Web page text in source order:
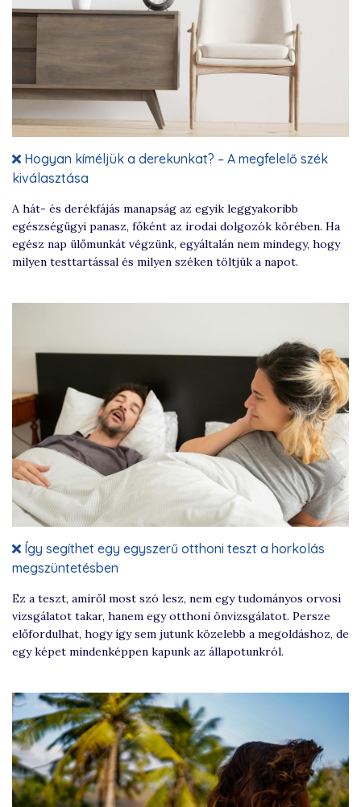
Hogyan kíméljük a derekunkat? – A megfelelő szék
kiválasztása
A hát- és derékfájás manapság az egyik leggyakoribb
egészségügyi panasz, főként az irodai dolgozók körében. Ha
egész nap ülőmunkát végzünk, egyáltalán nem mindegy, hogy
milyen testtartással és milyen széken töltjük a napot.
Így segíthet egy egyszerű otthoni teszt a horkolás
megszüntetésben
Ez a teszt, amiről most szó lesz, nem egy tudományos orvosi
vizsgálatot takar, hanem egy otthoni önvizsgálatot. Persze
előfordulhat, hogy így sem jutunk közelebb a megoldáshoz, de
egy képet mindenképpen kapunk az állapotunkról.